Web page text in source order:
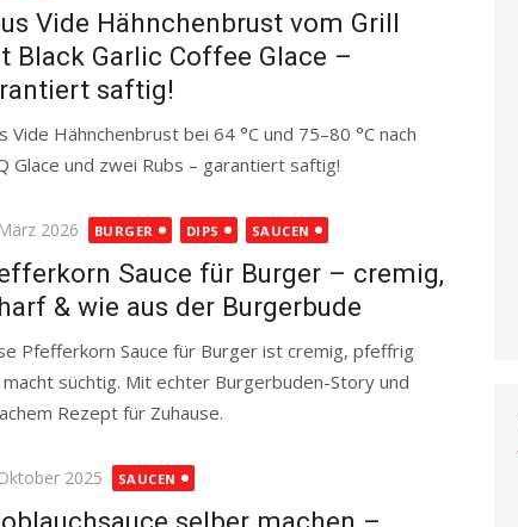
Vide Hähnchenbrust vom Grill
Black Garlic Coffee Glace –
saftig!
Vide Hähnchenbrust bei 64 °C und 75–80 °C nach
Glace und zwei Rubs – garantiert saftig!
2026 BURGER DIPS SAUCEN
Sauce für Burger – cremig,
& wie aus der Burgerbude
Pfefferkorn Sauce für Burger ist cremig, pfeffrig
macht süchtig. Mit echter Burgerbuden-Story und
Rezept für Zuhause.
2025 SAUCEN